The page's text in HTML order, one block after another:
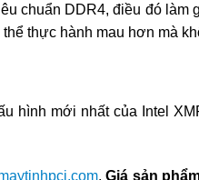
chuẩn DDR4, điều đó làm
thực hành mau hơn mà
hình mới nhất của Intel
.Giá sản